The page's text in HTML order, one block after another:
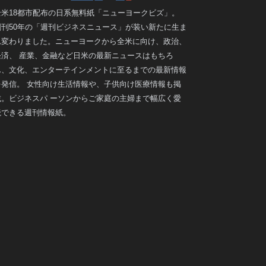
18都市配布の日系無料紙「ニューヨークビズ」。
50年の「週刊ビジネスニュース」が装い新たに生ま
わりました。ニューヨークから全米に向け、政治、
、 産業、金融など日米の最新ニュースはもちろ
文化、エンターテインメントに至るまでの最新情報
信。 女性向け生活情報や、子供向け医療情報も掲
ビジネスパ ーソンからご家庭の主婦まで幅広く愛
きる週刊情報紙。